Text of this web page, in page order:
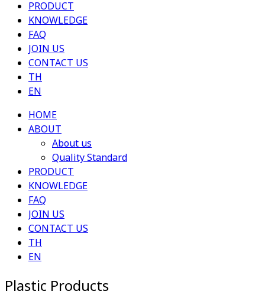
PRODUCT
KNOWLEDGE
FAQ
JOIN US
CONTACT US
TH
EN
HOME
ABOUT
About us
Quality Standard
PRODUCT
KNOWLEDGE
FAQ
JOIN US
CONTACT US
TH
EN
Plastic Products